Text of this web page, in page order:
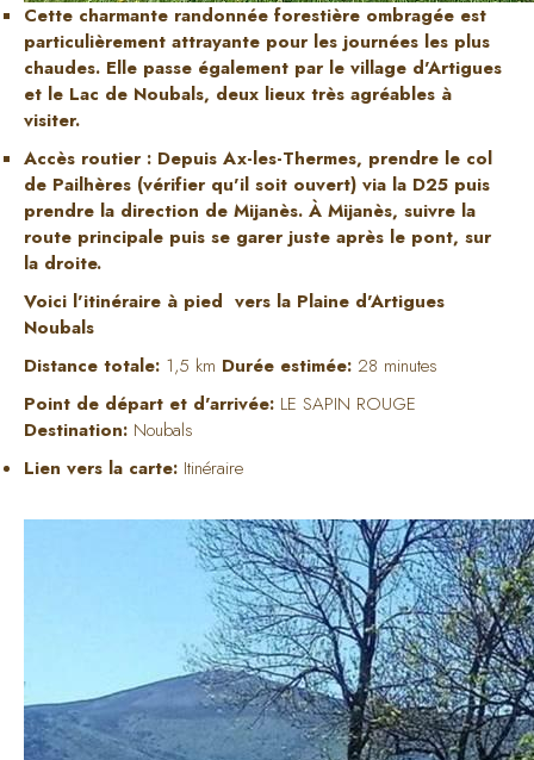
Cette charmante randonnée forestière ombragée est
particulièrement attrayante pour les journées les plus
chaudes. Elle passe également par le village d'Artigues
et le Lac de Noubals, deux lieux très agréables à
visiter.
Accès routier : Depuis Ax-les-Thermes, prendre le col
de Pailhères (vérifier qu'il soit ouvert) via la D25 puis
prendre la direction de Mijanès. À Mijanès, suivre la
route principale puis se garer juste après le pont, sur
la droite.
Voici l'itinéraire à pied vers la Plaine d'Artigues
Noubals
Distance totale: 1,5 km Durée estimée: 28 minutes
Point de départ et d'arrivée: LE SAPIN ROUGE
Destination: Noubals
Lien vers la carte: Itinéraire